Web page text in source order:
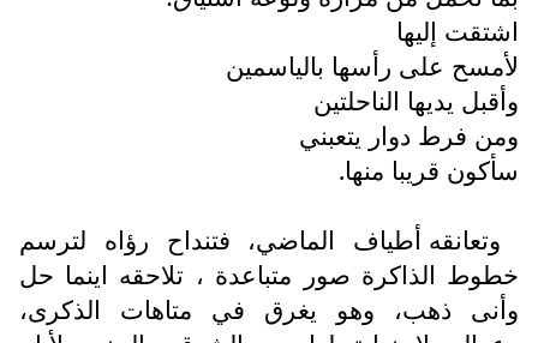
اشتقت إليها
لأمسح على رأسها بالياسمين
وأقبل يديها الناحلتين
ومن فرط دوار يتعبني
سأكون قريبا منها.
وتعانقه أطياف الماضي، فتنداح رؤاه لترسم
خطوط الذاكرة صور متباعدة ، تلاحقه اينما حل
وأنى ذهب، وهو يغرق في متاهات الذكرى،